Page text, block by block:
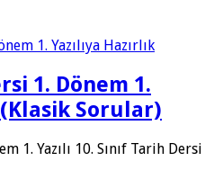
1. Dönem 1.
(Klasik Sorular)
1. Yazılı 10. Sınıf Tarih Dersi